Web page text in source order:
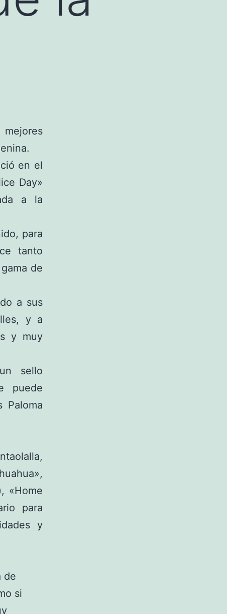
en el
Day»
a la
para
tanto
de
a sus
y a
y muy
sello
puede
Paloma
«Home
para
y
de
si